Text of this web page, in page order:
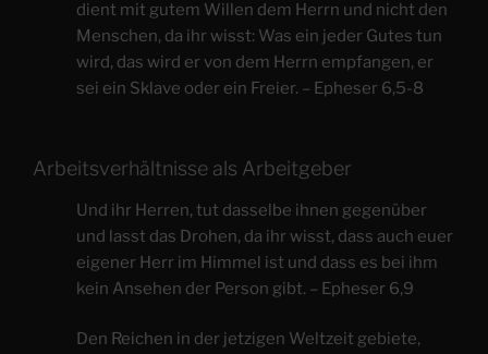
dient mit gutem Willen dem Herrn und nicht den
Menschen, da ihr wisst: Was ein jeder Gutes tun
wird, das wird er von dem Herrn empfangen, er
sei ein Sklave oder ein Freier. – Epheser 6,5-8
Arbeitsverhältnisse als Arbeitgeber
Und ihr Herren, tut dasselbe ihnen gegenüber
und lasst das Drohen, da ihr wisst, dass auch euer
eigener Herr im Himmel ist und dass es bei ihm
kein Ansehen der Person gibt. – Epheser 6,9
Den Reichen in der jetzigen Weltzeit gebiete,